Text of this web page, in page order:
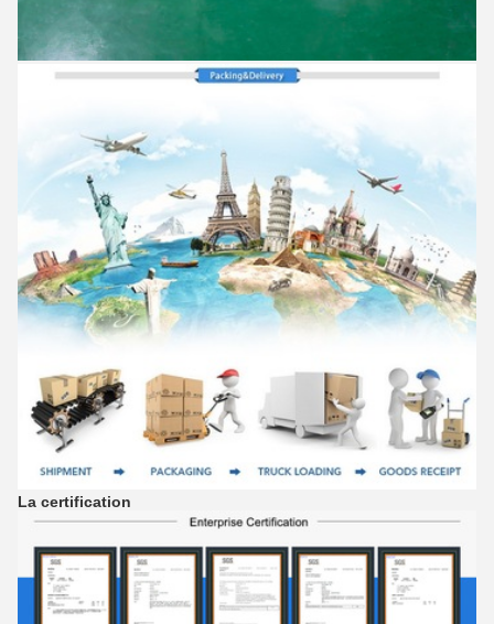
La certification